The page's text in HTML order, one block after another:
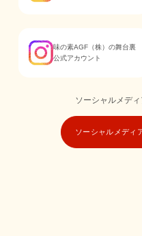
味の素AGF（株）の舞台裏
公式アカウント
ソーシャルメデ
ソーシャルメディ